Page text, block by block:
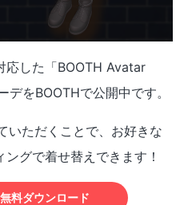
応した「BOOTH Avatar
をBOOTHで公開中です。
ただくことで、お好きな
グで着せ替えできます！
料ダウンロード